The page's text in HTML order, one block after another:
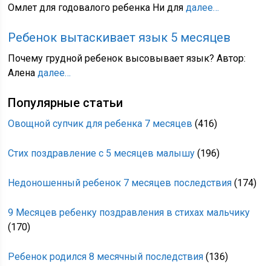
Омлет для годовалого ребенка Ни длядалее…
Ребенок вытаскивает язык 5 месяцев
Почему грудной ребенок высовывает язык? Автор:
Аленадалее…
Популярные статьи
Овощной супчик для ребенка 7 месяцев (416)
Стих поздравление с 5 месяцев малышу (196)
Недоношенный ребенок 7 месяцев последствия (174)
9 Месяцев ребенку поздравления в стихах мальчику
(170)
Ребенок родился 8 месячный последствия (136)